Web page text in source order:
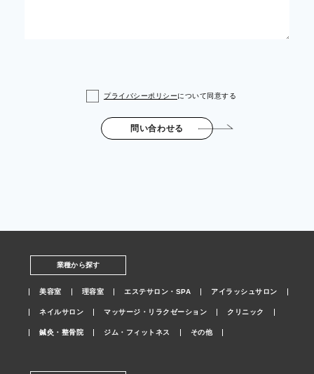
プライバシーポリシーについて同意する
問い合わせる
業種から探す
美容室 理容室 エステサロン・SPA アイラッシュサロン
ネイルサロン マッサージ・リラクゼーション クリニック
鍼灸・整骨院 ジム・フィットネス その他